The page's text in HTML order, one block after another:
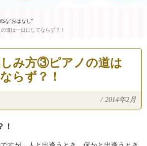
な“おはなし”
道は一日にしてならず？！
み方③ピアノの道は
らず？！
/ 2014年2月
！